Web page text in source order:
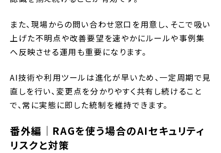
また、現場からの問い合わせ窓口を用意し、そこで吸い
上げた不明点や改善要望を速やかにルールや事例集
へ反映させる運用も重要になります。
AI技術や利用ツールは進化が早いため、一定周期で見
直しを行い、変更点を分かりやすく共有し続けること
で、常に実態に即した統制を維持できます。
番外編｜RAGを使う場合のAIセキュリティ
リスクと対策